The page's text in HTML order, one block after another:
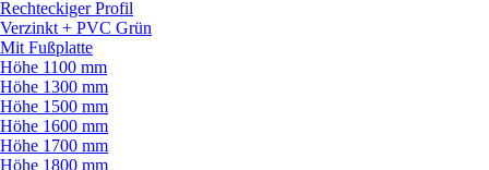
Rechteckiger Profil
Verzinkt + PVC Grün
Mit Fußplatte
Höhe 1100 mm
Höhe 1300 mm
Höhe 1500 mm
Höhe 1600 mm
Höhe 1700 mm
Höhe 1800 mm